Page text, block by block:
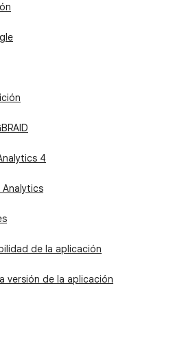
4
Analytics
de la aplicación
versión de la aplicación